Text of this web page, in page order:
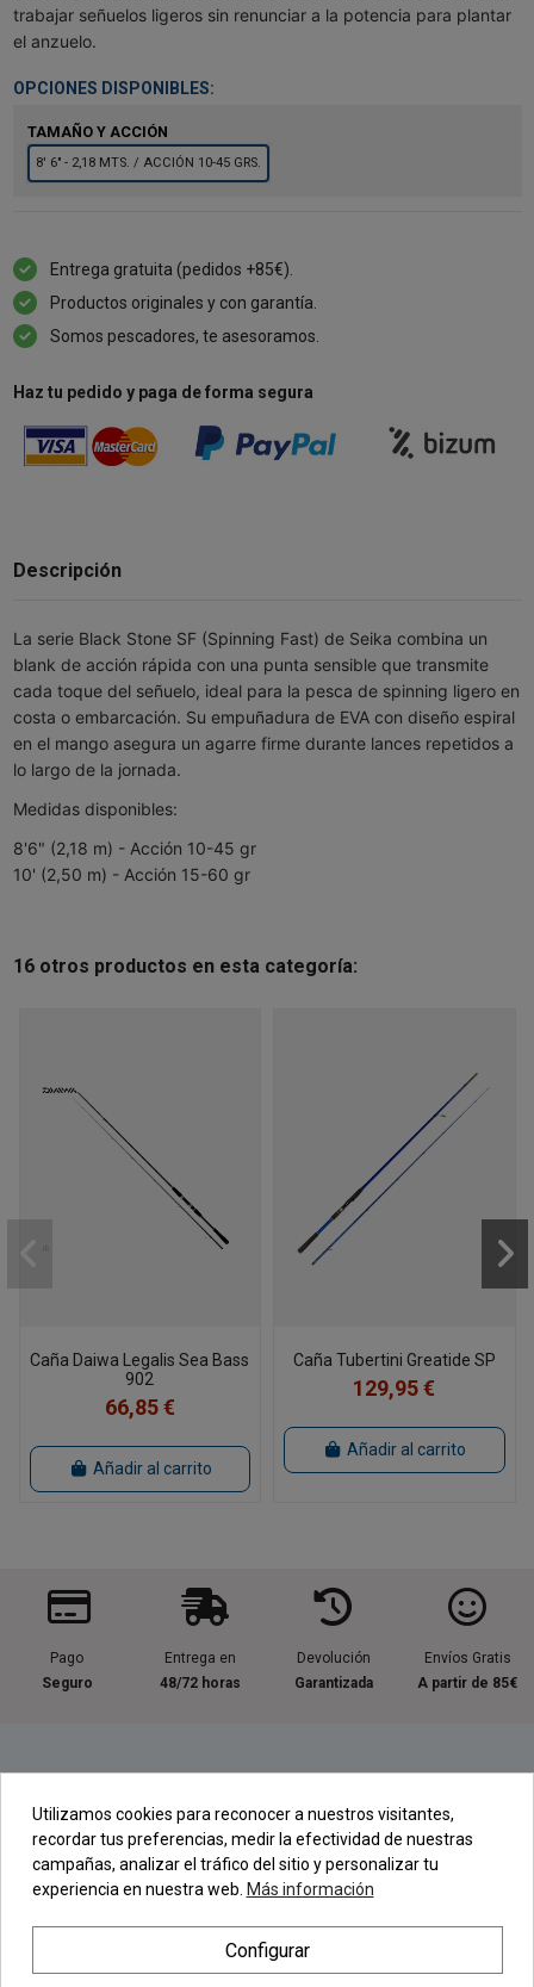
trabajar señuelos ligeros sin renunciar a la potencia para plantar
el anzuelo.
OPCIONES DISPONIBLES:
TAMAÑO Y ACCIÓN
8' 6" - 2,18 MTS. / ACCIÓN 10-45 GRS.
Entrega gratuita (pedidos +85€).
Productos originales y con garantía.
Somos pescadores, te asesoramos.
Haz tu pedido y paga de forma segura
Descripción
La serie Black Stone SF (Spinning Fast) de Seika combina un
blank de acción rápida con una punta sensible que transmite
cada toque del señuelo, ideal para la pesca de spinning ligero en
costa o embarcación. Su empuñadura de EVA con diseño espiral
en el mango asegura un agarre firme durante lances repetidos a
lo largo de la jornada.
Medidas disponibles:
8'6" (2,18 m) - Acción 10-45 gr
10' (2,50 m) - Acción 15-60 gr
16 otros productos en esta categoría:
Caña Daiwa Legalis Sea Bass
902
66,85 €
Añadir al carrito
Caña Tubertini Greatide SP
129,95 €
Añadir al carrito
Pago
Seguro
Entrega en
48/72 horas
Devolución
Garantizada
Envíos Gratis
A partir de 85€
Contacta con nosotros
Regístrate en nuestra Newsletter
Utilizamos cookies para reconocer a nuestros visitantes,
recordar tus preferencias, medir la efectividad de nuestras
campañas, analizar el tráfico del sitio y personalizar tu
experiencia en nuestra web. Más información
Configurar